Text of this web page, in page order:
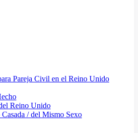
Pareja Civil en el Reino Unido
Reino Unido
/ del Mismo Sexo